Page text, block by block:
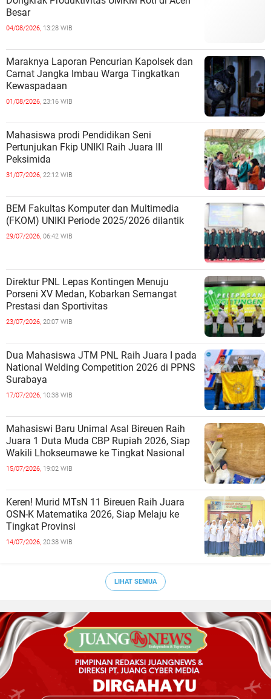
Besar
04/08/2026, 13:28 WIB
Maraknya Laporan Pencurian Kapolsek dan
Camat Jangka Imbau Warga Tingkatkan
Kewaspadaan
01/08/2026, 23:16 WIB
Mahasiswa prodi Pendidikan Seni
Pertunjukan Fkip UNIKI Raih Juara III
Peksimida
31/07/2026, 22:12 WIB
BEM Fakultas Komputer dan Multimedia
(FKOM) UNIKI Periode 2025/2026 dilantik
29/07/2026, 06:42 WIB
Direktur PNL Lepas Kontingen Menuju
Porseni XV Medan, Kobarkan Semangat
Prestasi dan Sportivitas
23/07/2026, 20:07 WIB
Dua Mahasiswa JTM PNL Raih Juara I pada
National Welding Competition 2026 di PPNS
Surabaya
17/07/2026, 10:38 WIB
Mahasiswi Baru Unimal Asal Bireuen Raih
Juara 1 Duta Muda CBP Rupiah 2026, Siap
Wakili Lhokseumawe ke Tingkat Nasional
15/07/2026, 19:02 WIB
Keren! Murid MTsN 11 Bireuen Raih Juara
OSN-K Matematika 2026, Siap Melaju ke
Tingkat Provinsi
14/07/2026, 20:38 WIB
LIHAT SEMUA